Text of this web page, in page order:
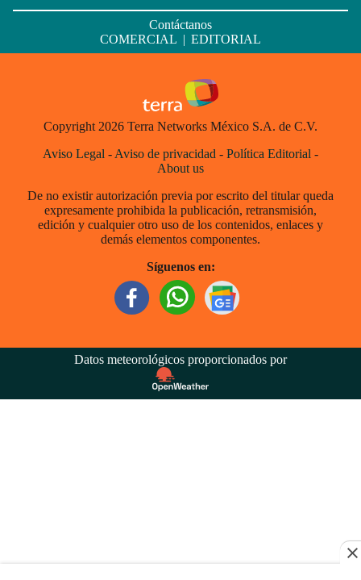
Contáctanos
COMERCIAL | EDITORIAL
Copyright 2026 Terra Networks México S.A. de C.V.
Aviso Legal - Aviso de privacidad - Política Editorial -
About us
De no existir autorización previa por escrito del titular queda
expresamente prohibida la publicación, retransmisión,
edición y cualquier otro uso de los contenidos, enlaces y
demás elementos componentes.
Síguenos en:
Datos meteorológicos proporcionados por